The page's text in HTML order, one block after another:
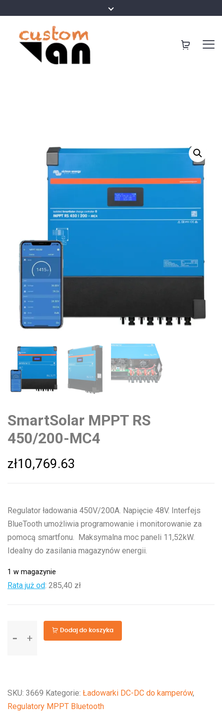
SmartSolar MPPT RS
450/200-MC4
zł10,769.63
Regulator ładowania 450V/200A. Napięcie 48V. Interfejs
BlueTooth umożliwia programowanie i monitorowanie za
pomocą smartfonu. Maksymalna moc paneli 11,52kW.
Idealny do zasilania magazynów energii.
1 w magazynie
Rata już od: 285,40 zł
SmartSolar
MC4
Dodaj do koszyka
SKU: 3669 Kategorie: Ładowarki DC-DC do kamperów,
Regulatory MPPT Bluetooth